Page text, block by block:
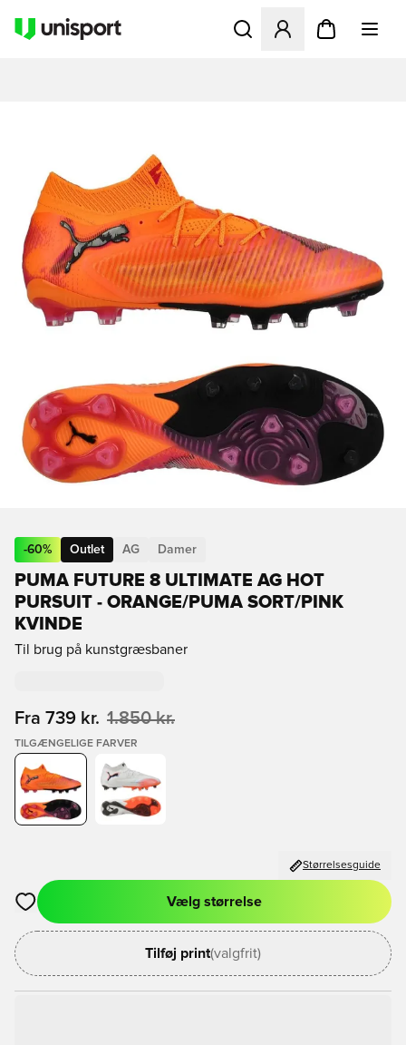
Åbner en Modal til at
-60% Outlet AG Damer
PUMA FUTURE 8 ULTIMATE AG HOT
PURSUIT - ORANGE/PUMA SORT/PINK
KVINDE
Til brug på kunstgræsbaner
Fra 739 kr. 1.850 kr.
TILGÆNGELIGE FARVER
Størrelsesguide
Åbner en Modal til at logge ind eller tilmelde dig som medlem
Vælg størrelse
Tilføj print(valgfrit)